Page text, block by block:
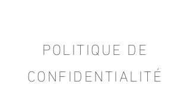
POLITIQUE DE
CONFIDENTIALITÉ